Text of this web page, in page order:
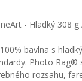
- Hladký 308 g
bavlna s
Photo Rag®
rozsahu,